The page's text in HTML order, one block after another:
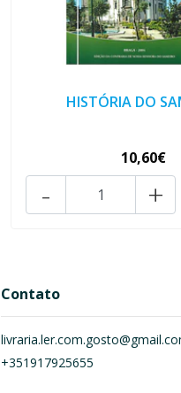
HISTÓRIA DO
10,60€
+
-
Contato
+351917925655